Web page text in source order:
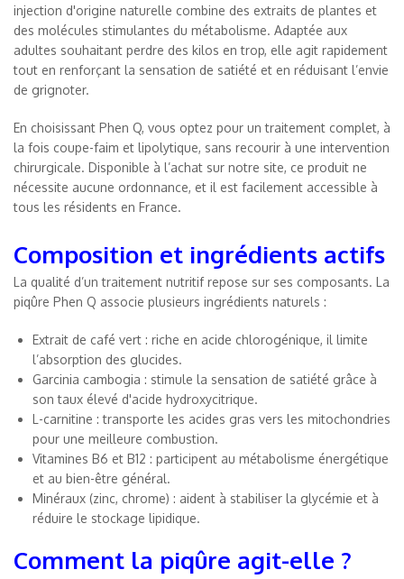
injection d'origine naturelle combine des extraits de plantes et
des molécules stimulantes du métabolisme. Adaptée aux
adultes souhaitant perdre des kilos en trop, elle agit rapidement
tout en renforçant la sensation de satiété et en réduisant l’envie
de grignoter.
En choisissant Phen Q, vous optez pour un traitement complet, à
la fois coupe-faim et lipolytique, sans recourir à une intervention
chirurgicale. Disponible à l’achat sur notre site, ce produit ne
nécessite aucune ordonnance, et il est facilement accessible à
tous les résidents en France.
Composition et ingrédients actifs
La qualité d’un traitement nutritif repose sur ses composants. La
piqûre Phen Q associe plusieurs ingrédients naturels :
Extrait de café vert : riche en acide chlorogénique, il limite
l’absorption des glucides.
Garcinia cambogia : stimule la sensation de satiété grâce à
son taux élevé d'acide hydroxycitrique.
L-carnitine : transporte les acides gras vers les mitochondries
pour une meilleure combustion.
Vitamines B6 et B12 : participent au métabolisme énergétique
et au bien-être général.
Minéraux (zinc, chrome) : aident à stabiliser la glycémie et à
réduire le stockage lipidique.
Comment la piqûre agit-elle ?